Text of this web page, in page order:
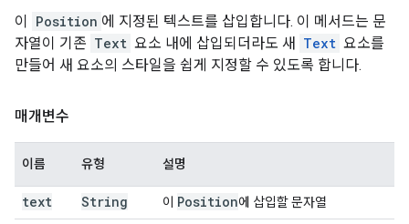
이 Position 에 지정된 텍스트를 삽입합니다. 이 메서드는 문
자열이 기존 Text 요소 내에 삽입되더라도 새 Text 요소를
만들어 새 요소의 스타일을 쉽게 지정할 수 있도록 합니다.
매개변수
이름 유형 설명
text String 이 Position에 삽입할 문자열